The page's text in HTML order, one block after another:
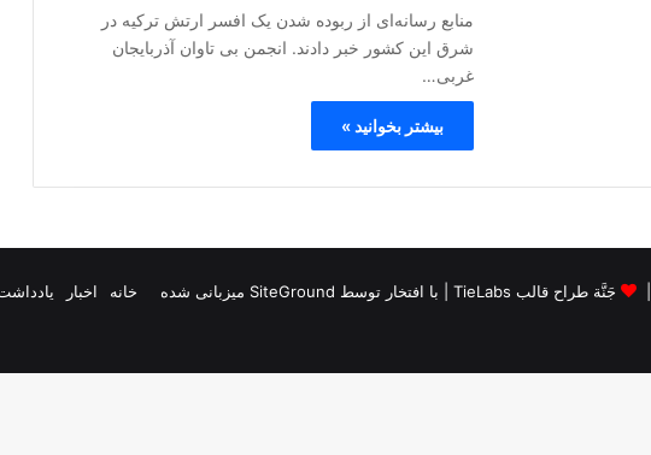
منابع رسانه‌ای از ربوده شدن یک افسر ارتش ترکیه در
شرق این کشور خبر دادند. انجمن بی تاوان آذربایجان
غربی…
بیشتر بخوانید »
جَنَّة طراح قالب TieLabs | با افتخار توسط SiteGround میزبانی شده خانه اخبار